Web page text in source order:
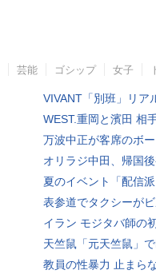
芸能 ゴシップ 女子
VIVANT「別班」リア
WEST.重岡と濱田 相
万波中正が客席のボ
オリラジ中田、帰国
夏のイベント「配信
表参道でタクシーが
イラン モジタバ師の
天竺鼠「元天竺鼠」
教員の性暴力 止まら